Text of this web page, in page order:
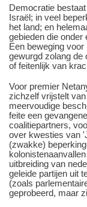
Democratie
Israël; in veel
het land; en
gebieden die onder
Een beweging
gewurgd zolang de
of feitenlijk van
Voor premier
zichzelf vrijstelt
meervoudige
feite een
coalitiepartners,
over kwesties van
(zwakke)
uitbreiding van
geleide partijen uit
(zoals
geprobeerd, maar